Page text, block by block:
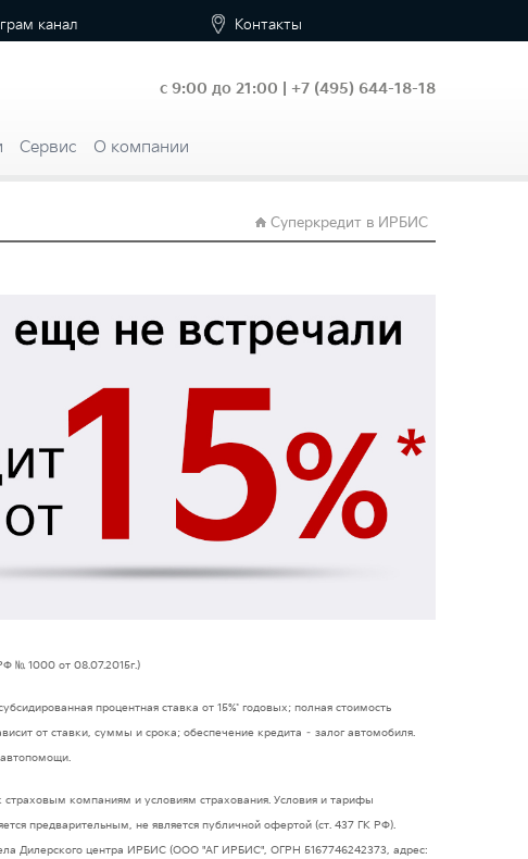
канал Контакты
с 9:00 до 21:00 | +7 (495) 644-18-18
Сервис О компании
Суперкредит в ИРБИС
№ 1000 от 08.07.2015г.)
процентная ставка от 15%* годовых; полная стоимость
от ставки, суммы и срока; обеспечение кредита – залог автомобиля.
компаниям и условиям страхования. Условия и тарифы
предварительным, не является публичной офертой (ст. 437 ГК РФ).
Дилерского центра ИРБИС (ООО "АГ ИРБИС", ОГРН 5167746242373, адрес: